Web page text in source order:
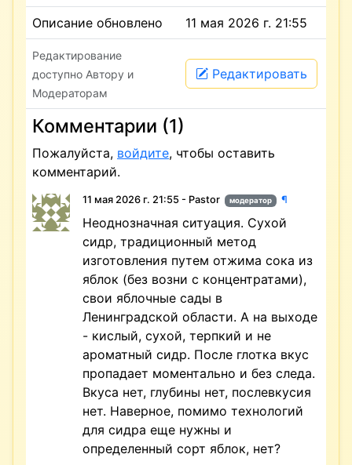
Описание обновлено 11 мая 2026 г. 21:55
Редактирование
доступно Автору и
Модераторам
Редактировать
Комментарии (1)
Пожалуйста, войдите, чтобы оставить
комментарий.
11 мая 2026 г. 21:55 - Pastor модератор ¶
Неоднозначная ситуация. Сухой
сидр, традиционный метод
изготовления путем отжима сока из
яблок (без возни с концентратами),
свои яблочные сады в
Ленинградской области. А на выходе
- кислый, сухой, терпкий и не
ароматный сидр. После глотка вкус
пропадает моментально и без следа.
Вкуса нет, глубины нет, послевкусия
нет. Наверное, помимо технологий
для сидра еще нужны и
определенный сорт яблок, нет?